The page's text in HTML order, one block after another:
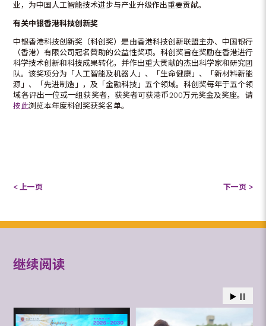
业，为中国人工智能技术进步与产业升级作出重要贡献。
有关中银香港科技创新奖
中银香港科技创新奖（科创奖）是由香港科技创新联盟主办、中国银行
（香港）有限公司冠名贊助的公益性奖项。科创奖旨在奖励在香港进行
科学技术创新和科技成果转化，并作出重大贡献的杰出科学家和研究团
队。该奖项分为「人工智能及机器人」、「生命健康」、「新材料新能
源」、「先进制造」，及「金融科技」五个领域。科创奖每年于五个领
域各评出一位或一组获奖者，获奖者可获港币200万元奖金及奖座。请
按此浏览本年度科创奖获奖名单。
< 上一页 下一页 >
继续阅读